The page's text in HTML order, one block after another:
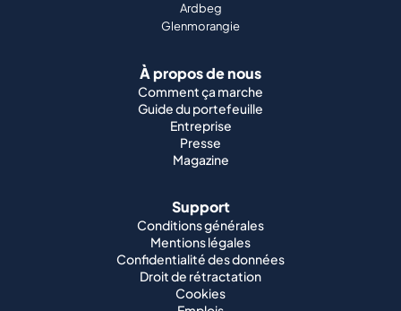
Ardbeg
Glenmorangie
À propos de nous
Comment ça marche
Guide du portefeuille
Entreprise
Presse
Magazine
Support
Conditions générales
Mentions légales
Confidentialité des données
Droit de rétractation
Cookies